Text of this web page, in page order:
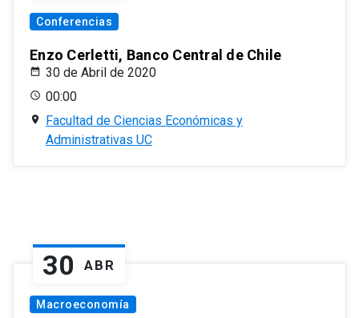
Conferencias
Enzo Cerletti, Banco Central de Chile
30 de Abril de 2020
00:00
Facultad de Ciencias Económicas y
Administrativas UC
30 ABR
Macroeconomía